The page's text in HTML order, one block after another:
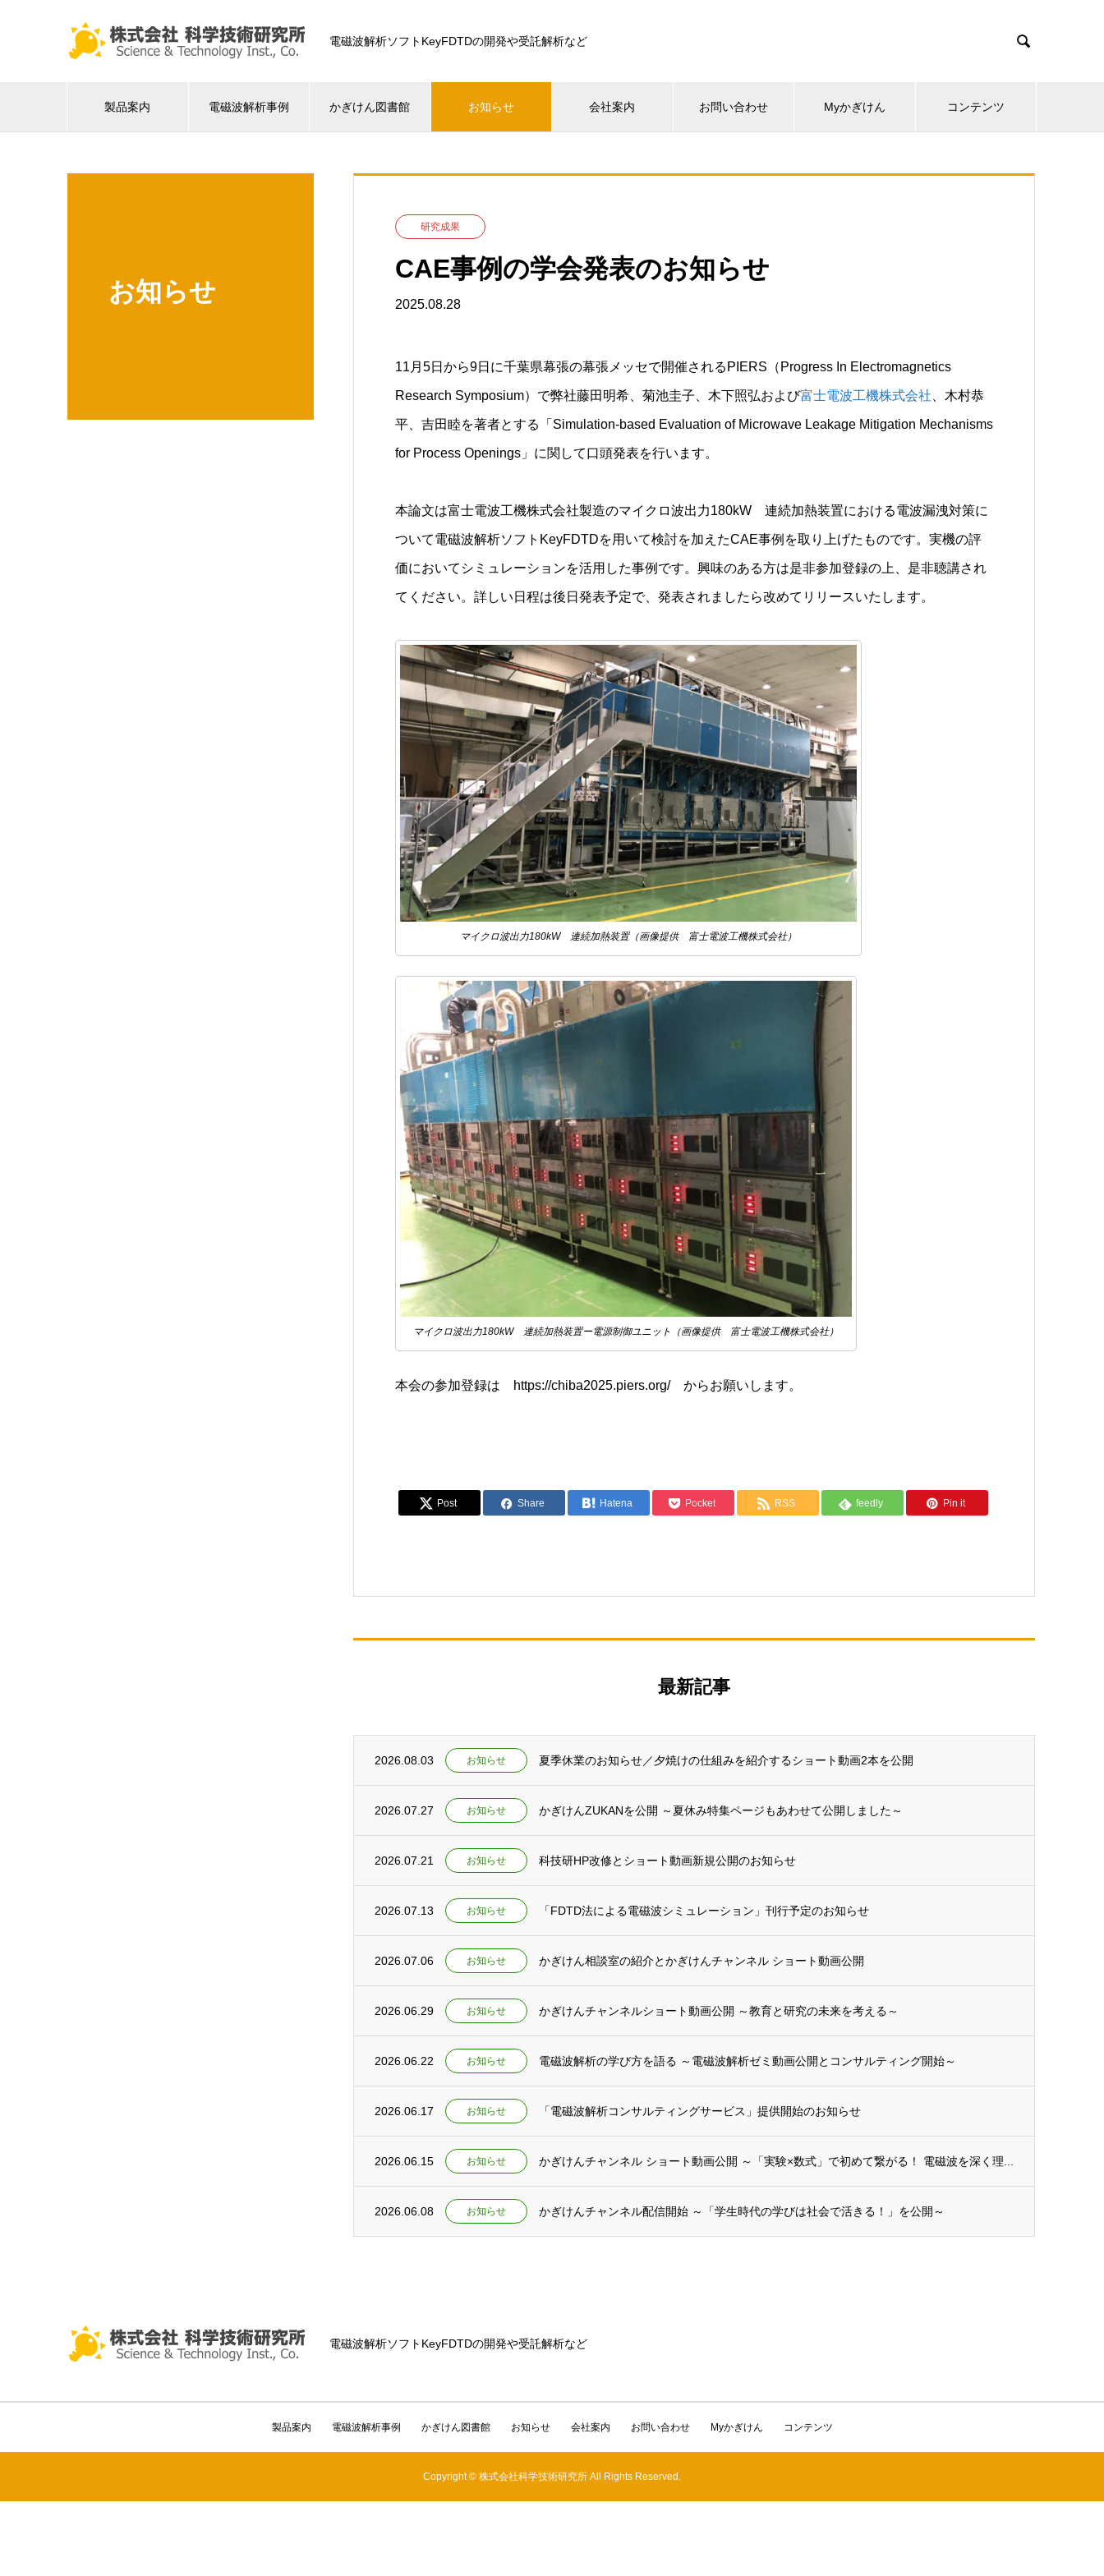
電磁波解析ソフトKeyFDTDの開発や受託解析など 
製品案内 電磁波解析事例 かぎけん図書館 お知らせ 会社案内 お問い合わせ Myかぎけん コンテンツ
お知らせ
研究成果
CAE事例の学会発表のお知らせ
2025.08.28
11月5日から9日に千葉県幕張の幕張メッセで開催されるPIERS（Progress In Electromagnetics
Research Symposium）で弊社藤田明希、菊池圭子、木下照弘および富士電波工機株式会社 、木村恭
平、吉田睦を著者とする「Simulation-based Evaluation of Microwave Leakage Mitigation Mechanisms
for Process Openings」に関して口頭発表を行います。
本論文は富士電波工機株式会社製造のマイクロ波出力180kW 連続加熱装置における電波漏洩対策に
ついて電磁波解析ソフトKeyFDTDを用いて検討を加えたCAE事例を取り上げたものです。実機の評
価においてシミュレーションを活用した事例です。興味のある方は是非参加登録の上、是非聴講され
てください。詳しい日程は後日発表予定で、発表されましたら改めてリリースいたします。
マイクロ波出力180kW 連続加熱装置（画像提供 富士電波工機株式会社）
マイクロ波出力180kW 連続加熱装置ー電源制御ユニット（画像提供 富士電波工機株式会社）
本会の参加登録は https://chiba2025.piers.org/ からお願いします。
Post Share Hatena Pocket RSS feedly Pin it
最新記事
2026.08.03 お知らせ 夏季休業のお知らせ／夕焼けの仕組みを紹介するショート動画2本を公開
2026.07.27 お知らせ かぎけんZUKANを公開 ～夏休み特集ページもあわせて公開しました～
2026.07.21 お知らせ 科技研HP改修とショート動画新規公開のお知らせ
2026.07.13 お知らせ 「FDTD法による電磁波シミュレーション」刊行予定のお知らせ
2026.07.06 お知らせ かぎけん相談室の紹介とかぎけんチャンネル ショート動画公開
2026.06.29 お知らせ かぎけんチャンネルショート動画公開 ～教育と研究の未来を考える～
2026.06.22 お知らせ 電磁波解析の学び方を語る ～電磁波解析ゼミ動画公開とコンサルティング開始～
2026.06.17 お知らせ 「電磁波解析コンサルティングサービス」提供開始のお知らせ
2026.06.15 お知らせ かぎけんチャンネル ショート動画公開 ～「実験×数式」で初めて繋がる！ 電磁波を深く理...
2026.06.08 お知らせ かぎけんチャンネル配信開始 ～「学生時代の学びは社会で活きる！」を公開～
電磁波解析ソフトKeyFDTDの開発や受託解析など
製品案内 電磁波解析事例 かぎけん図書館 お知らせ 会社案内 お問い合わせ Myかぎけん コンテンツ
Copyright © 株式会社科学技術研究所 All Rights Reserved.